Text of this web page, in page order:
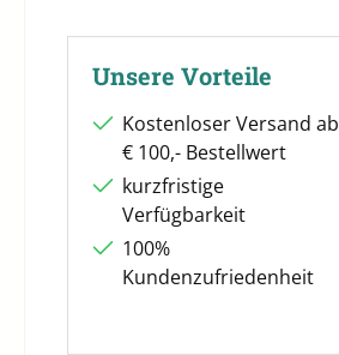
Unsere Vorteile
Kostenloser Versand ab
€ 100,- Bestellwert
kurzfristige
Verfügbarkeit
100%
Kundenzufriedenheit